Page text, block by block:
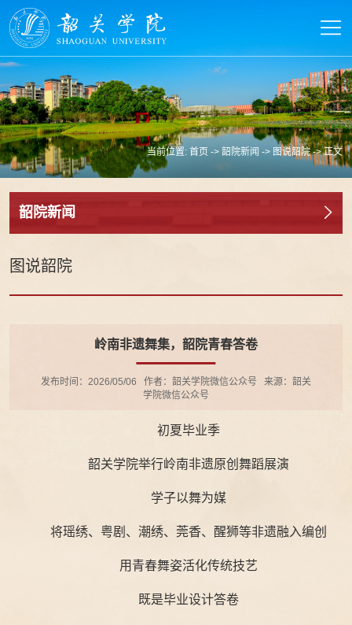
当前位置:首页 ->韶院新闻 -> 图说韶院-> 正文
韶院新闻
图说韶院
岭南非遗舞集，韶院青春答卷
发布时间：2026/05/06 作者：韶关学院微信公众号
来源：韶关
学院微信公众号
初夏毕业季
韶关学院举行岭南非遗原创舞蹈展演
学子以舞为媒
将瑶绣、粤剧、潮绣、莞香、醒狮等非遗融入编创
用青春舞姿活化传统技艺
既是毕业设计答卷